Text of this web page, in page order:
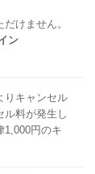
けません。
ン
りキャンセル
ル料が発生し
1,000円のキ